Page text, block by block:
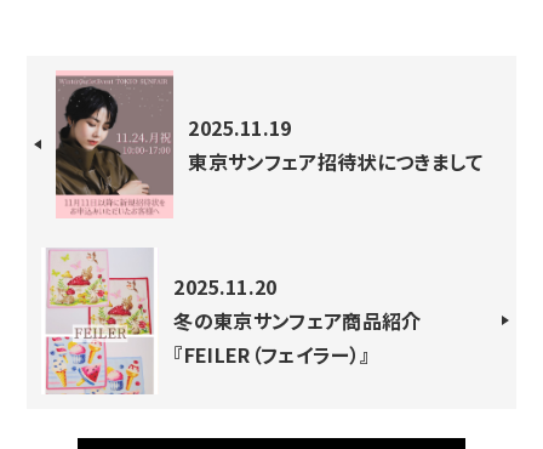
2025.11.19
東京サンフェア招待状につきまして
2025.11.20
冬の東京サンフェア商品紹介
『FEILER（フェイラー）』